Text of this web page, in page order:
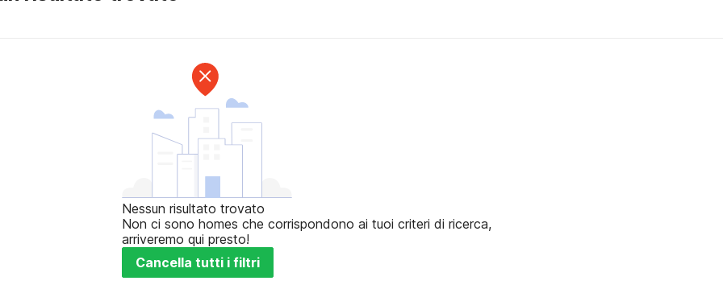
Nessun risultato trovato
Non ci sono homes che corrispondono ai tuoi criteri di ricerca,
arriveremo qui presto!
Cancella tutti i filtri